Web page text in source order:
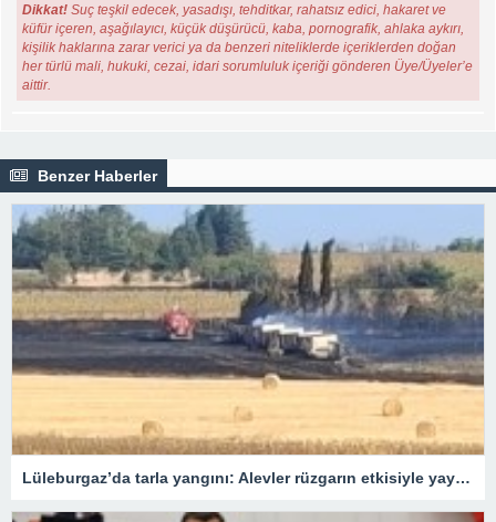
Dikkat! Suç teşkil edecek, yasadışı, tehditkar, rahatsız edici, hakaret ve
küfür içeren, aşağılayıcı, küçük düşürücü, kaba, pornografik, ahlaka aykırı,
kişilik haklarına zarar verici ya da benzeri niteliklerde içeriklerden doğan
her türlü mali, hukuki, cezai, idari sorumluluk içeriği gönderen Üye/Üyeler’e
aittir.
Benzer Haberler
Lüleburgaz’da tarla yangını: Alevler rüzgarın etkisiyle yayıldı